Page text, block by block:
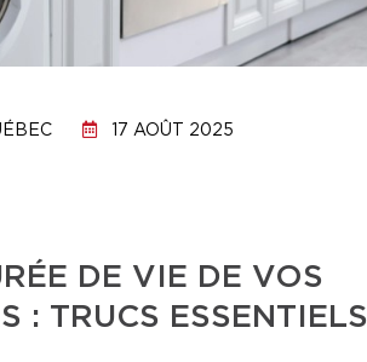
17 AOÛT 2025
DE VIE DE VOS
: TRUCS ESSENTIELS